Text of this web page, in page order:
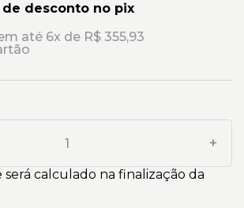
de desconto no pix
até 6x de R$ 355,93
+
calculado na finalização da